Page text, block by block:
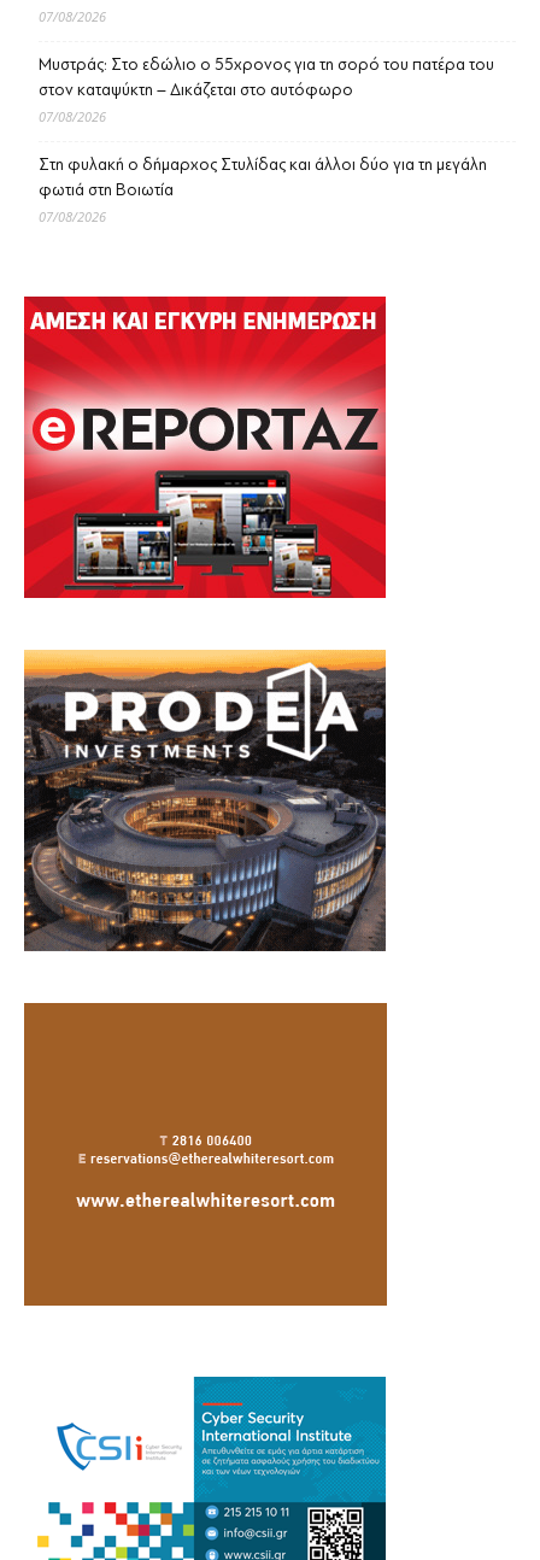
07/08/2026
Μυστράς: Στο εδώλιο ο 55χρονος για τη σορό του πατέρα του
στον καταψύκτη – Δικάζεται στο αυτόφωρο
07/08/2026
Στη φυλακή ο δήμαρχος Στυλίδας και άλλοι δύο για τη μεγάλη
φωτιά στη Βοιωτία
07/08/2026